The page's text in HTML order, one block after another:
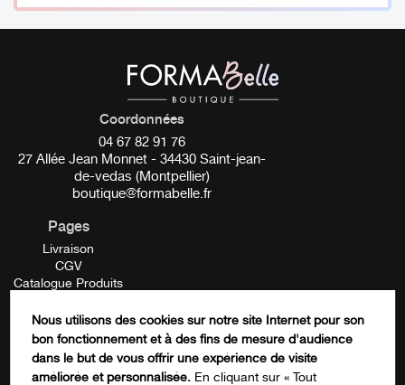
Company
Coordonnées
04 67 82 91 76
27 Allée Jean Monnet - 34430 Saint-jean-
de-vedas (Montpellier)
boutique@formabelle.fr
Pages
Livraison
CGV
Catalogue Produits
Contactez-nous
FORMATION
Nous utilisons des cookies sur notre site Internet pour son
bon fonctionnement et à des fins de mesure d'audience
dans le but de vous offrir une expérience de visite
améliorée et personnalisée. En cliquant sur « Tout